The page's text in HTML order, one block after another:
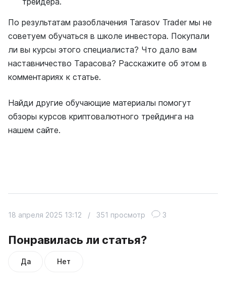
По результатам разоблачения Tarasov Trader мы не
советуем обучаться в школе инвестора. Покупали
ли вы курсы этого специалиста? Что дало вам
наставничество Тарасова? Расскажите об этом в
комментариях к статье.
Найди другие обучающие материалы помогут
обзоры курсов криптовалютного трейдинга на
нашем сайте.
Понравилась ли статья?
Да Нет
18 апреля 2025 13:12 / 351 просмотр 3